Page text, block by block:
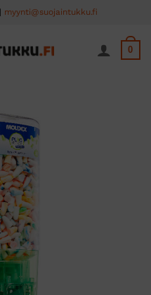
myynti@suojaintukku.fi
0